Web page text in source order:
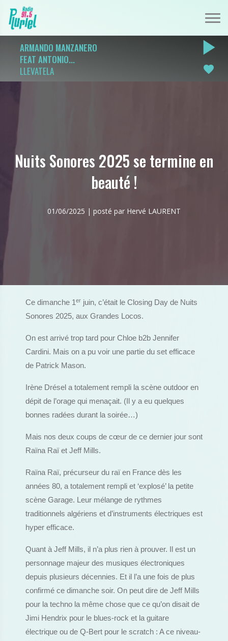
ARMANDO MANZANERO
FEAT ANTONIO...
LLEVATELA
play_arrow
favorite
Nuits Sonores 2025 se termine en
beauté !
01/06/2025 | posté par Hervé LAURENT
Ce dimanche 1 er juin, c’était le Closing Day de Nuits
Sonores 2025, aux Grandes Locos.
On est arrivé trop tard pour Chloe b2b Jennifer
Cardini. Mais on a pu voir une partie du set efficace
de Patrick Mason.
Irène Drésel a totalement rempli la scène outdoor en
dépit de l’orage qui menaçait. (Il y a eu quelques
bonnes radées durant la soirée…)
Mais nos deux coups de cœur de ce dernier jour sont
Raïna Raï et Jeff Mills.
Raïna Raï, précurseur du raï en France dès les
années 80, a totalement rempli et ‘explosé’ la petite
scène Garage. Leur mélange de rythmes
traditionnels algériens et d’instruments électriques est
hyper efficace.
Quant à Jeff Mills, il n’a plus rien à prouver. Il est un
personnage majeur des musiques électroniques
depuis plusieurs décennies. Et il l’a une fois de plus
confirmé ce dimanche soir. On peut dire de Jeff Mills
pour la techno la même chose que ce qu’on disait de
Jimi Hendrix pour le blues-rock et la guitare
électrique ou de Q-Bert pour le scratch : A ce niveau-